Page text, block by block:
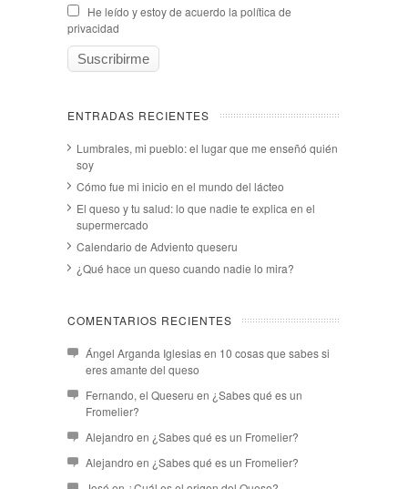
He leído y estoy de acuerdo la política de
privacidad
ENTRADAS RECIENTES
Lumbrales, mi pueblo: el lugar que me enseñó quién
soy
Cómo fue mi inicio en el mundo del lácteo
El queso y tu salud: lo que nadie te explica en el
supermercado
Calendario de Adviento queseru
¿Qué hace un queso cuando nadie lo mira?
COMENTARIOS RECIENTES
Ángel Arganda Iglesiasen 10 cosas que sabes si
eres amante del queso
Fernando, el Queseru en ¿Sabes qué es un
Fromelier?
Alejandro en ¿Sabes qué es un Fromelier?
Alejandro en ¿Sabes qué es un Fromelier?